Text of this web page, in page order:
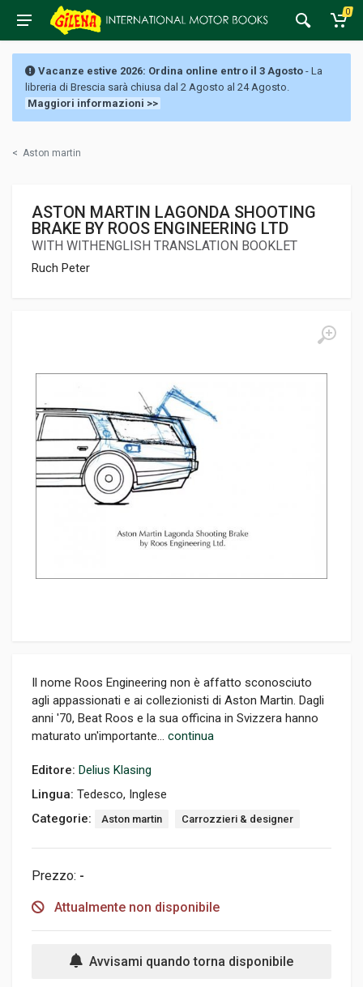
0
Vacanze estive 2026: Ordina online entro il 3 Agosto - La
libreria di Brescia sarà chiusa dal 2 Agosto al 24 Agosto.
Maggiori informazioni >>
< Aston martin
ASTON MARTIN LAGONDA SHOOTING
BRAKE BY ROOS ENGINEERING LTD
WITH WITHENGLISH TRANSLATION BOOKLET
Ruch Peter
Il nome Roos Engineering non è affatto sconosciuto
agli appassionati e ai collezionisti di Aston Martin. Dagli
anni '70, Beat Roos e la sua officina in Svizzera hanno
maturato un'importante... continua
Editore: Delius Klasing
Lingua: Tedesco, Inglese
Categorie:
Aston martin Carrozzieri & designer
Prezzo: -
Attualmente non disponibile
Avvisami quando torna disponibile